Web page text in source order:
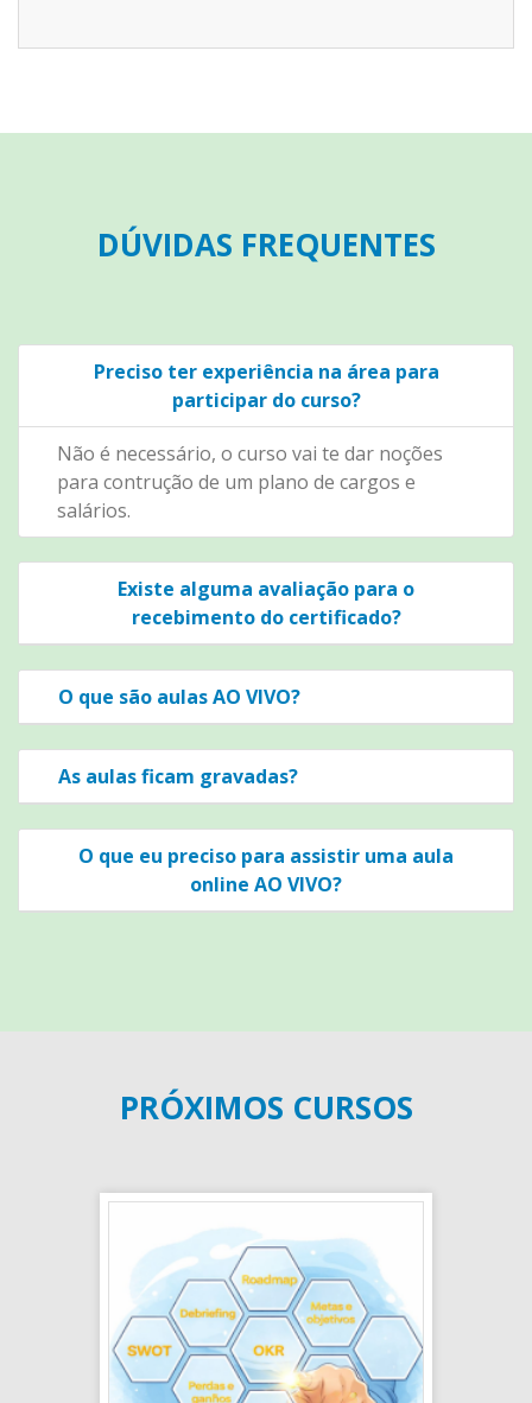
DÚVIDAS FREQUENTES
Preciso ter experiência na área para
participar do curso?
Não é necessário, o curso vai te dar noções
para contrução de um plano de cargos e
salários.
Existe alguma avaliação para o
recebimento do certificado?
O que são aulas AO VIVO?
As aulas ficam gravadas?
O que eu preciso para assistir uma aula
online AO VIVO?
PRÓXIMOS CURSOS